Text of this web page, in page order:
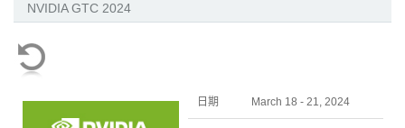
NVIDIA GTC 2024
日期 March 18 - 21, 2024